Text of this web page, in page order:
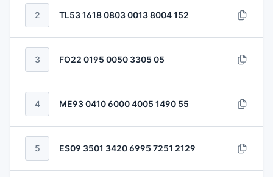
2 TL53 1618 0803 0013 8004 152
3 FO22 0195 0050 3305 05
4 ME93 0410 6000 4005 1490 55
5 ES09 3501 3420 6995 7251 2129